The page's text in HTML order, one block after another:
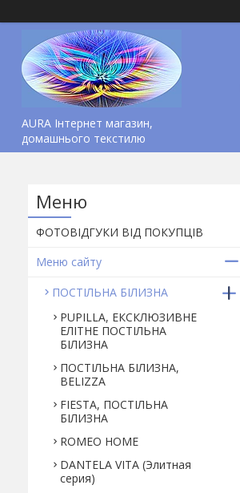
AURA Інтернет магазин,
домашнього текстилю
ФОТОВІДГУКИ ВІД ПОКУПЦІВ
Меню сайту
ПОСТІЛЬНА БІЛИЗНА
PUPILLA, ЕКСКЛЮЗИВНЕ
ЕЛІТНЕ ПОСТІЛЬНА
БІЛИЗНА
ПОСТІЛЬНА БІЛИЗНА,
BELIZZA
FIESTA, ПОСТІЛЬНА
БІЛИЗНА
ROMEO HOME
DANTELA VITA (Элитная
серия)